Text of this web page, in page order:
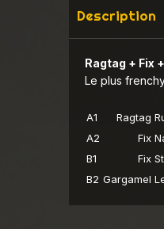
Description
Ragtag + Fix
Le plus
A1 Ragtag
A2
Fix
B1
Fix
B2 Gargamel